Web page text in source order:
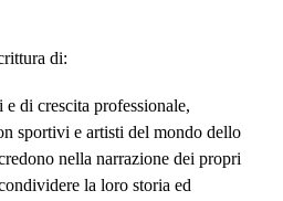
di:
di crescita professionale,
sportivi e artisti del mondo dello
nella narrazione dei propri
la loro storia ed